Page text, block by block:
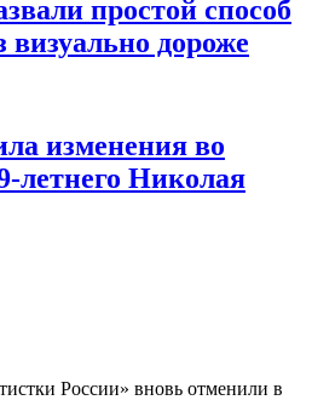
простой способ
визуально дороже
изменения во
летнего Николая
России» вновь отменили в